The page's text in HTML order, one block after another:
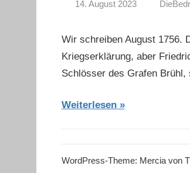
14. August 2023
Wir schreiben August 1756.
Kriegserklärung, aber
Schlösser des Grafen
Weiterlesen
WordPress-Theme: Mercia von